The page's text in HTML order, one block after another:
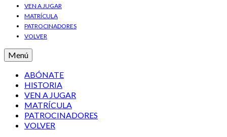
VEN A JUGAR
MATRÍCULA
PATROCINADORES
VOLVER
Menú
ABÓNATE
HISTORIA
VEN A JUGAR
MATRÍCULA
PATROCINADORES
VOLVER